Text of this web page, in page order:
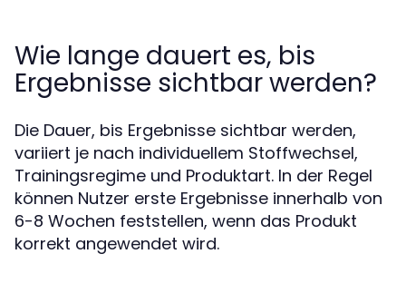
Wie lange dauert es, bis
Ergebnisse sichtbar werden?
Die Dauer, bis Ergebnisse sichtbar werden,
variiert je nach individuellem Stoffwechsel,
Trainingsregime und Produktart. In der Regel
können Nutzer erste Ergebnisse innerhalb von
6-8 Wochen feststellen, wenn das Produkt
korrekt angewendet wird.